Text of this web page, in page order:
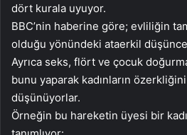
dört kurala uyuyor.
BBC’nin haberine göre; evliliğin
olduğu yönündeki ataerkil
Ayrıca seks, flört ve çocuk
bunu yaparak kadınların özerkliğini
düşünüyorlar.
Örneğin bu hareketin üyesi bir